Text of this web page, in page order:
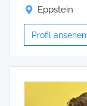
Eppstein
Profil ansehen